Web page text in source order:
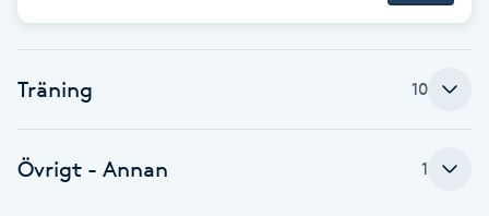
BIAB
Blowout
Träning 10
Övrigt - Annan 1